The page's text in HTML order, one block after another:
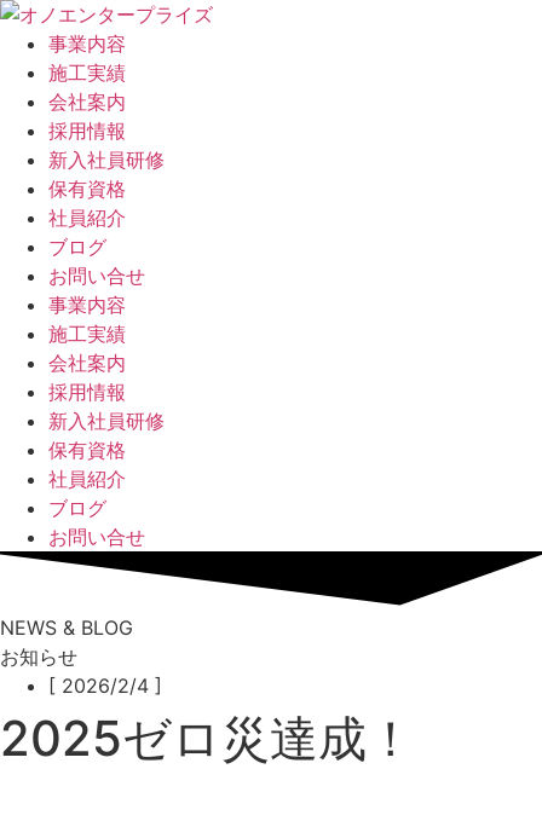
事業内容
施工実績
会社案内
採用情報
新入社員研修
保有資格
社員紹介
ブログ
お問い合せ
事業内容
施工実績
会社案内
採用情報
新入社員研修
保有資格
社員紹介
ブログ
お問い合せ
NEWS & BLOG
お知らせ
[ 2026/2/4 ]
2025ゼロ災達成！